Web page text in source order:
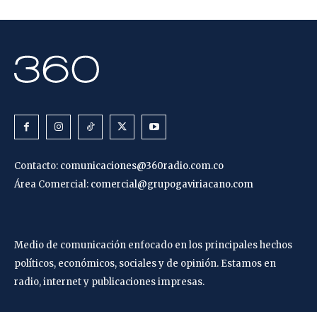
Contacto: comunicaciones@360radio.com.co
Área Comercial: comercial@grupogaviriacano.com
Medio de comunicación enfocado en los principales hechos
políticos, económicos, sociales y de opinión. Estamos en
radio, internet y publicaciones impresas.